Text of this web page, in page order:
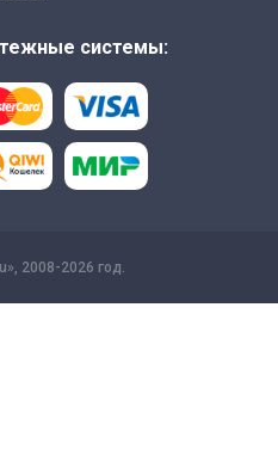
системы:
2008-2026 год.